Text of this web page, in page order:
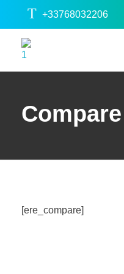
+33768032206
Chambre d'hôtes les 2 droles doiseaux
Compare
[ere_compare]